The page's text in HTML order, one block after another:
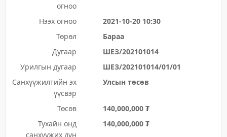
огноо
Нээх огноо
2021-10-20 10:30
Төрөл
Бараа
Дугаар
ШЕЗ/202101014
Урилгын дугаар
ШЕЗ/202101014/01/01
Санхүүжилтийн эх
үүсвэр
Улсын төсөв
Төсөв
140,000,000 ₮
Тухайн онд
санхүүжих дүн
140,000,000 ₮